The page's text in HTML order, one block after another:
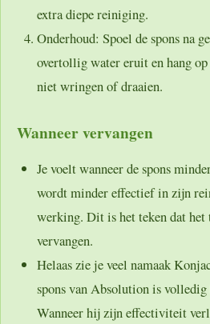
extra diepe reiniging.
Onderhoud: Spoel de spons na
overtollig water eruit en hang
niet wringen of draaien.
Wanneer vervangen
Je voelt wanneer de spons
wordt minder effectief in zijn
werking. Dit is het teken dat het
vervangen.
Helaas zie je veel namaak
spons van Absolution is
Wanneer hij zijn effectiviteit